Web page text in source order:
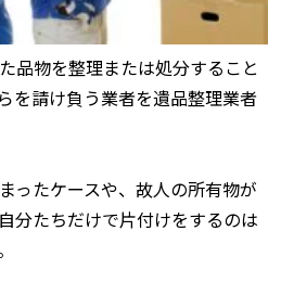
品物を整理または処分すること
を請け負う業者を遺品整理業者
ったケースや、故人の所有物が
分たちだけで片付けをするのは